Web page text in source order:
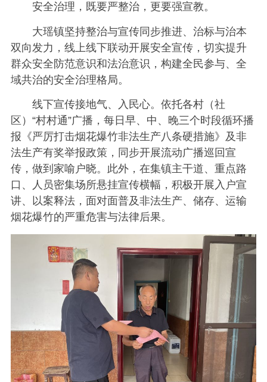
安全治理，既要严整治，更要强宣教。
大瑶镇坚持整治与宣传同步推进、治标与治本
双向发力，线上线下联动开展安全宣传，切实提升
群众安全防范意识和法治意识，构建全民参与、全
域共治的安全治理格局。
线下宣传接地气、入民心。依托各村（社
区）“村村通”广播，每日早、中、晚三个时段循环播
报《严厉打击烟花爆竹非法生产八条硬措施》及非
法生产有奖举报政策，同步开展流动广播巡回宣
传，做到家喻户晓。此外，在集镇主干道、重点路
口、人员密集场所悬挂宣传横幅，积极开展入户宣
讲、以案释法，面对面普及非法生产、储存、运输
烟花爆竹的严重危害与法律后果。